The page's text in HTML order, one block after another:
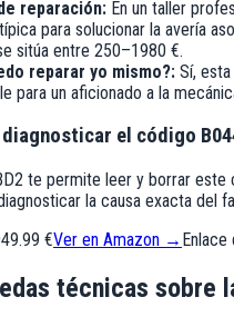
reparación: En un taller
para solucionar la avería
sitúa entre 250–1980 €.
reparar yo mismo?: Sí,
para un aficionado a la
el código
te permite leer y borrar este
la causa exacta del
49.99 €Ver en Amazon → Enlace
técnicas sobre